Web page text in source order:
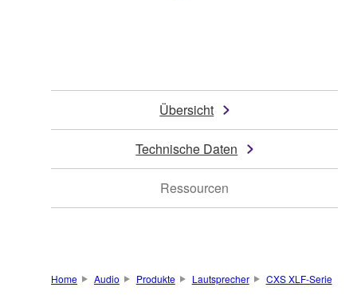
Übersicht
Technische Daten
Ressourcen
Home Audio Produkte Lautsprecher CXS XLF-Serie